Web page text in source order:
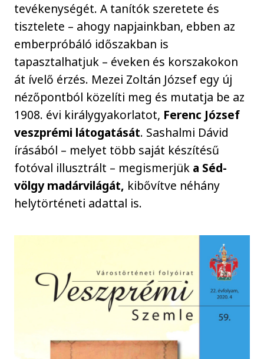
tevékenységét. A tanítók szeretete és
tisztelete – ahogy napjainkban, ebben az
emberpróbáló időszakban is
tapasztalhatjuk – éveken és korszakokon
át ívelő érzés. Mezei Zoltán József egy új
nézőpontból közelíti meg és mutatja be az
1908. évi királygyakorlatot, Ferenc József
veszprémi látogatását. Sashalmi Dávid
írásából – melyet több saját készítésű
fotóval illusztrált – megismerjük a Séd-
völgy madárvilágát, kibővítve néhány
helytörténeti adattal is.